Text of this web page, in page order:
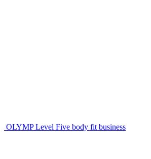
OLYMP Level Five body fit business